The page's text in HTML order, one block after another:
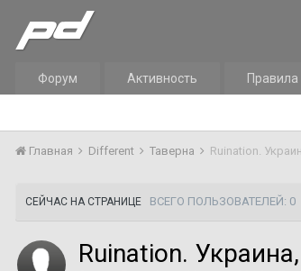
Форум Активность Правила
Главная Different Таверна Ruination.
СЕЙЧАС НА СТРАНИЦЕ ВСЕГО ПОЛЬЗОВАТЕЛЕЙ: 0
Ruination.